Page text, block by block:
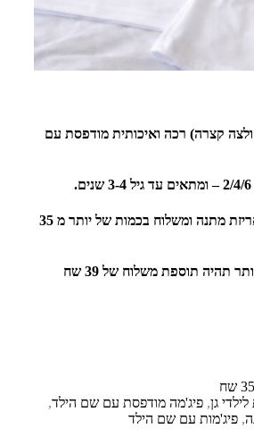
קצרה) רכה ואיכותית מודפסת עם
המחיר כולל מע"מ, אריזת מתנה ומשלוח בכמות של יותר מ 35
תהיה תוספת משלוח של 39 שח
גן, פיג'מה מודפסת עם שם הילד,
, פיג'מות עם שם הילד